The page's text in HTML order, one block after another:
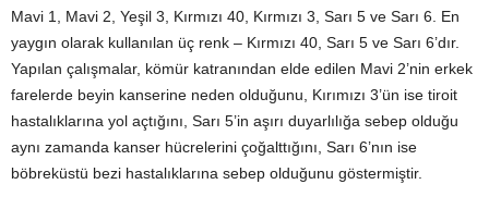
Mavi 1, Mavi 2, Yeşil 3, Kırmızı 40, Kırmızı 3, Sarı 5 ve Sarı 6. En
yaygın olarak kullanılan üç renk – Kırmızı 40, Sarı 5 ve Sarı 6’dır.
Yapılan çalışmalar, kömür katranından elde edilen Mavi 2’nin erkek
farelerde beyin kanserine neden olduğunu, Kırımızı 3’ün ise tiroit
hastalıklarına yol açtığını, Sarı 5’in aşırı duyarlılığa sebep olduğu
aynı zamanda kanser hücrelerini çoğalttığını, Sarı 6’nın ise
böbreküstü bezi hastalıklarına sebep olduğunu göstermiştir.